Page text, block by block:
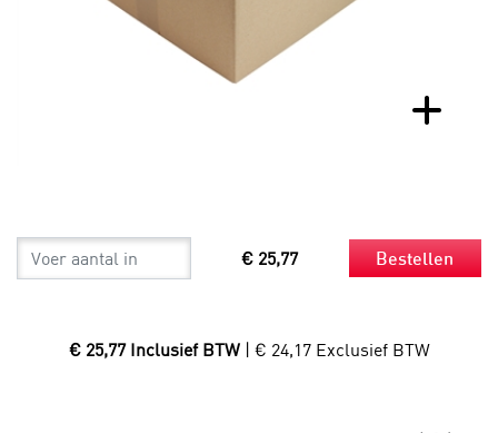
€ 25,77 Bestellen
€ 25,77 Inclusief BTW | € 24,17 Exclusief BTW